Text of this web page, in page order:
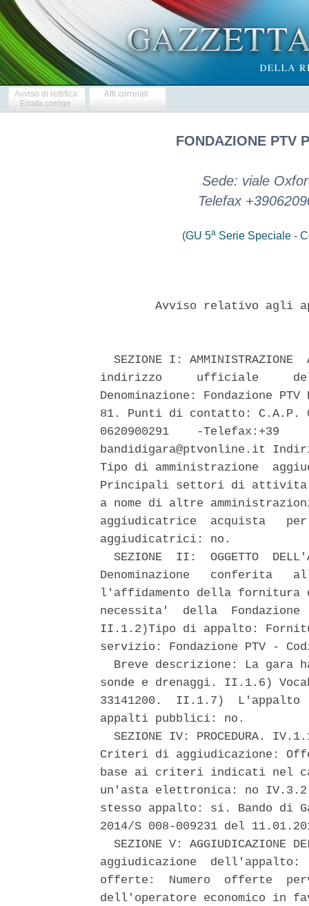
Avviso di rettifica
Errata corrige
Atti correlati
FONDAZIONE PTV
Sede: viale
Telefax
(GU 5aSerie Speciale -
Avviso relativo agli
SEZIONE I: AMMINISTRAZIONE
indirizzo     ufficiale
Denominazione: Fondazione
81. Punti di contatto: C.A.P.
0620900291    -Telefax:+39
bandidigara@ptvonline.it
Tipo di amministrazione
Principali settori di attivita':
a nome di altre
aggiudicatrice  acquista
aggiudicatrici: no.
SEZIONE  II:  OGGETTO
Denominazione   conferita
l'affidamento della fornitura
necessita'  della
II.1.2)Tipo di appalto:
servizio: Fondazione PTV -
Breve descrizione: La gara
sonde e drenaggi. II.1.6)
33141200.  II.1.7)
appalti pubblici: no.
SEZIONE IV: PROCEDURA.
Criteri di aggiudicazione:
base ai criteri indicati nel
un'asta elettronica: no
stesso appalto: si. Bando di
2014/S 008-009231 del
SEZIONE V: AGGIUDICAZIONE
aggiudicazione  dell'appalto:
offerte:  Numero  offerte
dell'operatore economico in